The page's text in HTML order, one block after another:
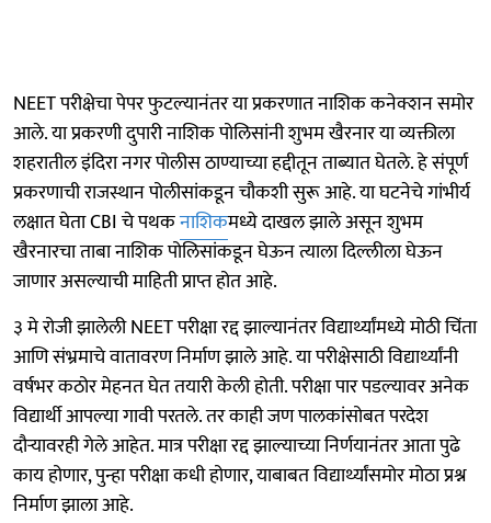
NEET परीक्षेचा पेपर फुटल्यानंतर या प्रकरणात नाशिक कनेक्शन समोर
आले. या प्रकरणी दुपारी नाशिक पोलिसांनी शुभम खैरनार या व्यक्तीला
शहरातील इंदिरा नगर पोलीस ठाण्याच्या हद्दीतून ताब्यात घेतले. हे संपूर्ण
प्रकरणाची राजस्थान पोलीसांकडून चौकशी सुरू आहे. या घटनेचे गांभीर्य
लक्षात घेता CBI चे पथकनाशिकमध्ये दाखल झाले असून शुभम
खैरनारचा ताबा नाशिक पोलिसांकडून घेऊन त्याला दिल्लीला घेऊन
जाणार असल्याची माहिती प्राप्त होत आहे.
३ मे रोजी झालेली NEET परीक्षा रद्द झाल्यानंतर विद्यार्थ्यांमध्ये मोठी चिंता
आणि संभ्रमाचे वातावरण निर्माण झाले आहे. या परीक्षेसाठी विद्यार्थ्यांनी
वर्षभर कठोर मेहनत घेत तयारी केली होती. परीक्षा पार पडल्यावर अनेक
विद्यार्थी आपल्या गावी परतले. तर काही जण पालकांसोबत परदेश
दौऱ्यावरही गेले आहेत. मात्र परीक्षा रद्द झाल्याच्या निर्णयानंतर आता पुढे
काय होणार, पुन्हा परीक्षा कधी होणार, याबाबत विद्यार्थ्यांसमोर मोठा प्रश्न
निर्माण झाला आहे.